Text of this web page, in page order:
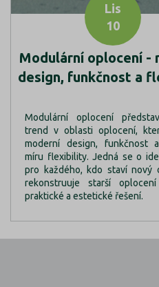
Modulární oplocení -
design, funkčnost a
Modulární oplocení
trend v oblasti oplocení,
moderní design, funkčnost
míru flexibility. Jedná se o
pro každého, kdo staví nový
rekonstruuje starší
praktické a estetické řešení.
Lis
10